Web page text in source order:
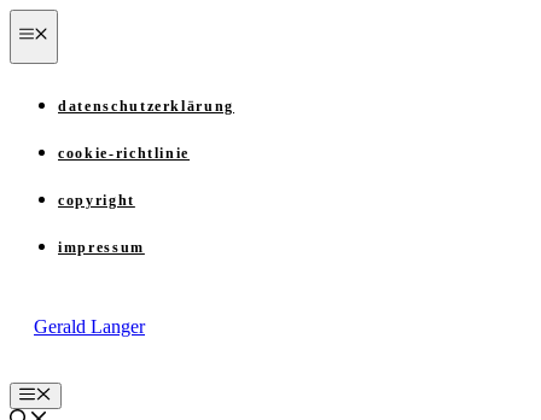
Zum
Inhalt
springen
datenschutzerklärung
cookie-richtlinie
copyright
impressum
Gerald Langer
Menü